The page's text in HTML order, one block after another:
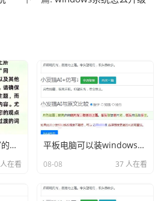
防止AI检测到文章改写的技巧
在看
平板电脑可以装windows系统分享相关内容2026
08-08 37 人在看